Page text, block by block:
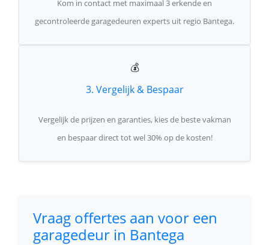
Kom in contact met maximaal 3 erkende en
gecontroleerde garagedeuren experts uit regio Bantega.
💰
3. Vergelijk & Bespaar
Vergelijk de prijzen en garanties, kies de beste vakman
en bespaar direct tot wel 30% op de kosten!
Vraag offertes aan voor een
garagedeur in Bantega